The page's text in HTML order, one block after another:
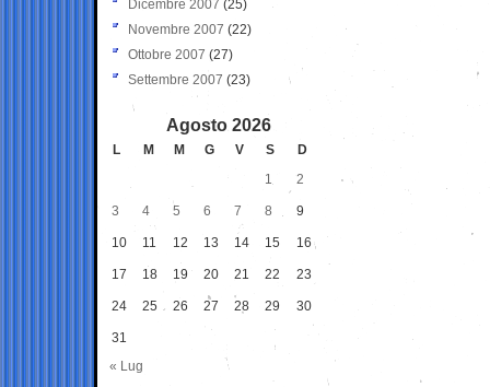
Dicembre 2007 (25)
Novembre 2007 (22)
Ottobre 2007 (27)
Settembre 2007 (23)
Agosto 2026
L M M G V S
D
1
2
3 4 5 6 7 8 9
10 11 12 13 14 15 16
17 18 19 20 21 22 23
24 25 26 27 28 29 30
31
« Lug